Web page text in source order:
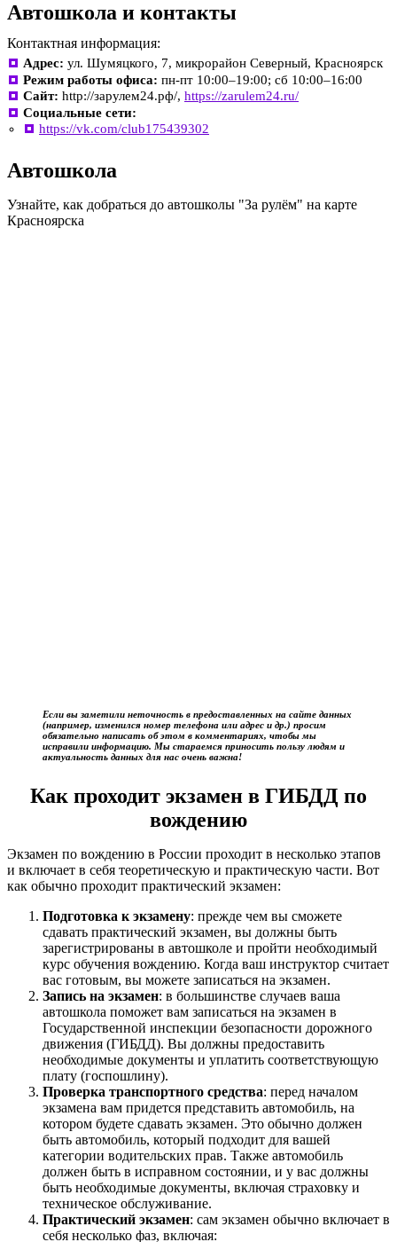
Автошкола и контакты
Контактная информация:
Адрес: ул. Шумяцкого, 7, микрорайон Северный, Красноярск
Режим работы офиса: пн-пт 10:00–19:00; сб 10:00–16:00
Сайт: http://зарулем24.рф/, https://zarulem24.ru/
Социальные сети:
https://vk.com/club175439302
Автошкола
Узнайте, как добраться до автошколы "За рулём" на карте
Красноярска
Если вы заметили неточность в предоставленных на сайте данных
(например, изменился номер телефона или адрес и др.) просим
обязательно написать об этом в комментариях, чтобы мы
исправили информацию. Мы стараемся приносить пользу людям и
актуальность данных для нас очень важна!
Как проходит экзамен в ГИБДД по
вождению
Экзамен по вождению в России проходит в несколько этапов
и включает в себя теоретическую и практическую части. Вот
как обычно проходит практический экзамен:
Подготовка к экзамену: прежде чем вы сможете
сдавать практический экзамен, вы должны быть
зарегистрированы в автошколе и пройти необходимый
курс обучения вождению. Когда ваш инструктор считает
вас готовым, вы можете записаться на экзамен.
Запись на экзамен: в большинстве случаев ваша
автошкола поможет вам записаться на экзамен в
Государственной инспекции безопасности дорожного
движения (ГИБДД). Вы должны предоставить
необходимые документы и уплатить соответствующую
плату (госпошлину).
Проверка транспортного средства: перед началом
экзамена вам придется представить автомобиль, на
котором будете сдавать экзамен. Это обычно должен
быть автомобиль, который подходит для вашей
категории водительских прав. Также автомобиль
должен быть в исправном состоянии, и у вас должны
быть необходимые документы, включая страховку и
техническое обслуживание.
Практический экзамен: сам экзамен обычно включает в
себя несколько фаз, включая: